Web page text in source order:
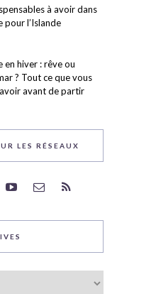
à avoir dans
pour l’Islande
en hiver : rêve ou
? Tout ce que vous
avant de partir
LES RÉSEAUX